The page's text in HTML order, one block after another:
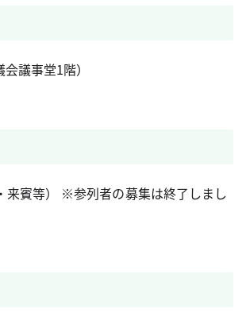
議事堂1階）
来賓等） ※参列者の募集は終了しまし